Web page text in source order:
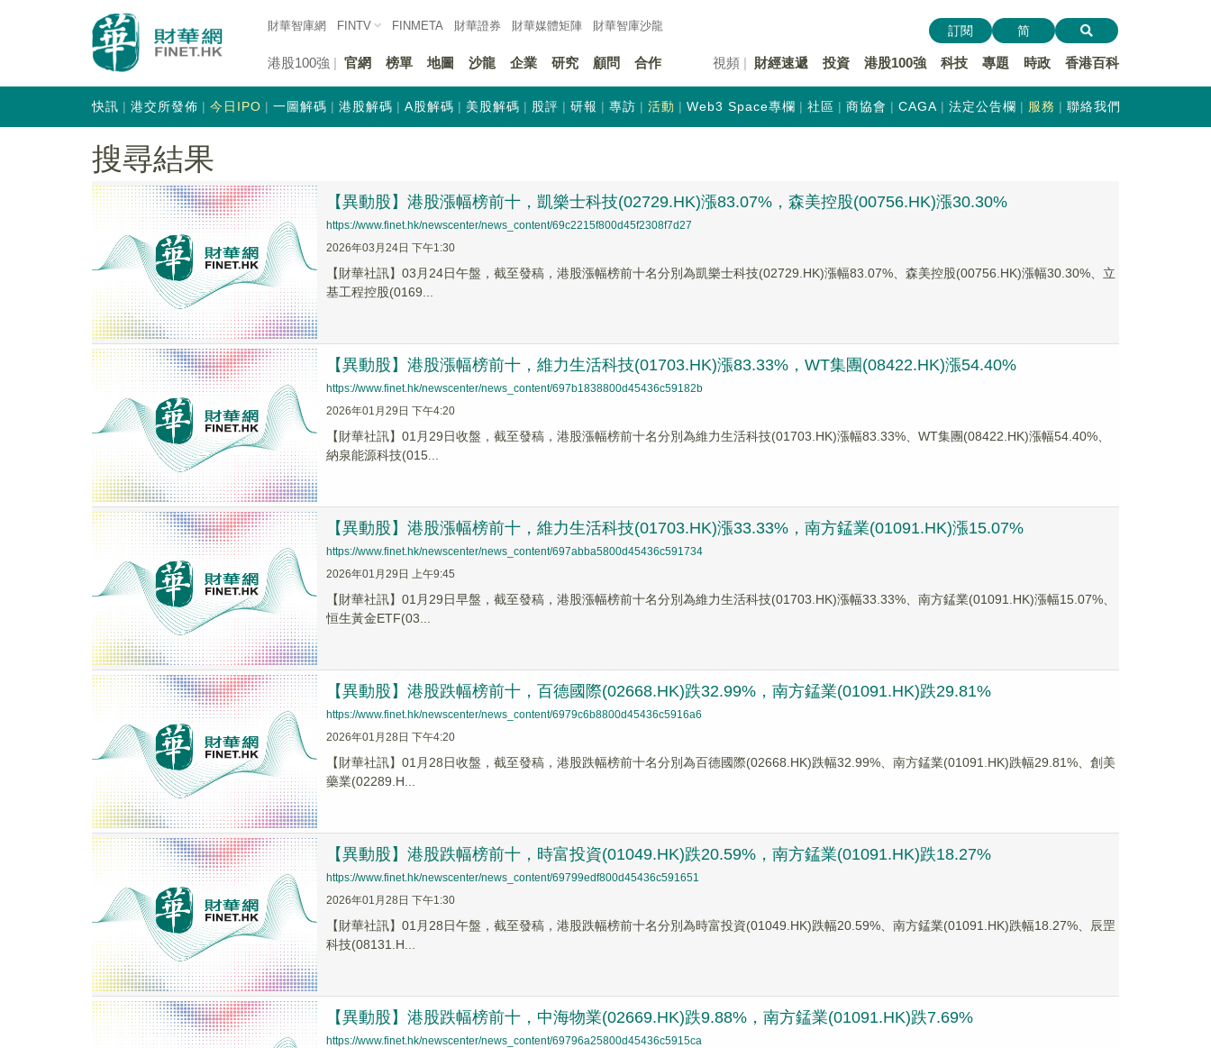
財華智庫網 FINTV FINMETA 財華證券 財華媒體矩陣 財華智庫沙龍
港股100強 官網 榜單 地圖 沙龍 企業 研究 顧問 合作 視頻 財經速遞 投資 港股100強 科技 專題 時政 香港百科
訂閱 简
快訊 港交所發佈 今日IPO 一圖解碼 港股解碼 A股解碼 美股解碼 股評 研報 專訪 活動 Web3 Space專欄 社區 商協會 CAGA 法定公告欄 服務 聯絡我們
搜尋結果
【異動股】港股漲幅榜前十，凱樂士科技(02729.HK)漲83.07%，森美控股(00756.HK)漲30.30%
https://www.finet.hk/newscenter/news_content/69c2215f800d45f2308f7d27
2026年03月24日 下午1:30
【財華社訊】03月24日午盤，截至發稿，港股漲幅榜前十名分別為凱樂士科技(02729.HK)漲幅83.07%、森美控股(00756.HK)漲幅30.30%、立
基工程控股(0169...
【異動股】港股漲幅榜前十，維力生活科技(01703.HK)漲83.33%，WT集團(08422.HK)漲54.40%
https://www.finet.hk/newscenter/news_content/697b1838800d45436c59182b
2026年01月29日 下午4:20
【財華社訊】01月29日收盤，截至發稿，港股漲幅榜前十名分別為維力生活科技(01703.HK)漲幅83.33%、WT集團(08422.HK)漲幅54.40%、
納泉能源科技(015...
【異動股】港股漲幅榜前十，維力生活科技(01703.HK)漲33.33%，南方錳業(01091.HK)漲15.07%
https://www.finet.hk/newscenter/news_content/697abba5800d45436c591734
2026年01月29日 上午9:45
【財華社訊】01月29日早盤，截至發稿，港股漲幅榜前十名分別為維力生活科技(01703.HK)漲幅33.33%、南方錳業(01091.HK)漲幅15.07%、
恒生黃金ETF(03...
【異動股】港股跌幅榜前十，百德國際(02668.HK)跌32.99%，南方錳業(01091.HK)跌29.81%
https://www.finet.hk/newscenter/news_content/6979c6b8800d45436c5916a6
2026年01月28日 下午4:20
【財華社訊】01月28日收盤，截至發稿，港股跌幅榜前十名分別為百德國際(02668.HK)跌幅32.99%、南方錳業(01091.HK)跌幅29.81%、創美
藥業(02289.H...
【異動股】港股跌幅榜前十，時富投資(01049.HK)跌20.59%，南方錳業(01091.HK)跌18.27%
https://www.finet.hk/newscenter/news_content/69799edf800d45436c591651
2026年01月28日 下午1:30
【財華社訊】01月28日午盤，截至發稿，港股跌幅榜前十名分別為時富投資(01049.HK)跌幅20.59%、南方錳業(01091.HK)跌幅18.27%、辰罡
科技(08131.H...
【異動股】港股跌幅榜前十，中海物業(02669.HK)跌9.88%，南方錳業(01091.HK)跌7.69%
https://www.finet.hk/newscenter/news_content/69796a25800d45436c5915ca